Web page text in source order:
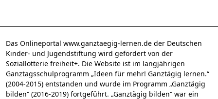
Das Onlineportal www.ganztaegig-lernen.de der Deutschen
Kinder- und Jugendstiftung wird gefördert von der
Soziallotterie freiheit+. Die Website ist im langjährigen
Ganztagsschulprogramm „Ideen für mehr! Ganztägig lernen.“
(2004-2015) entstanden und wurde im Programm „Ganztägig
bilden“ (2016-2019) fortgeführt. „Ganztägig bilden“ war ein